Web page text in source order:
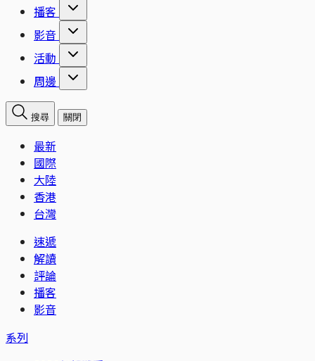
播客
影音
活動
周邊
搜尋 關閉
最新
國際
大陸
香港
台灣
速遞
解讀
評論
播客
影音
系列